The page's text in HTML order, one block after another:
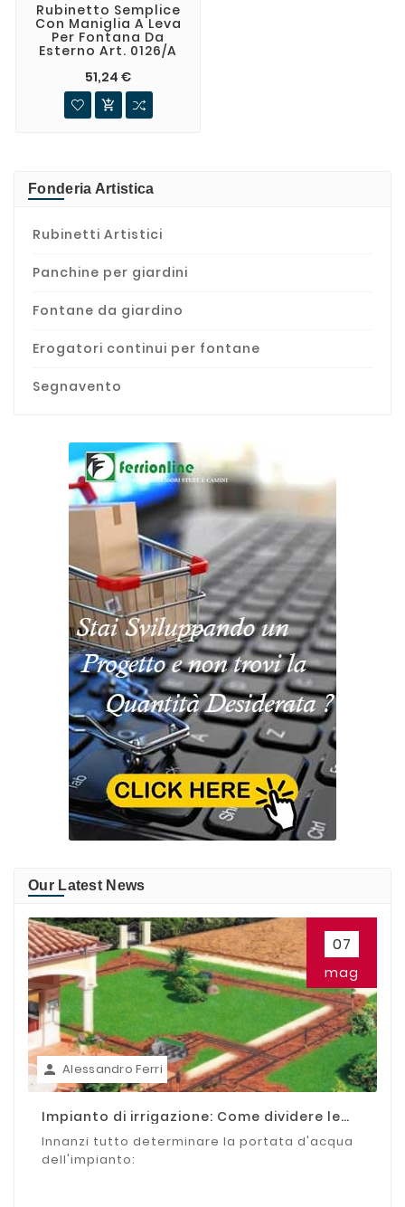
Rubinetto Semplice
Con Maniglia A Leva
Per Fontana Da
Esterno Art. 0126/A
51,24 €

Fonderia Artistica
Rubinetti Artistici
Panchine per giardini
Fontane da giardino
Erogatori continui per fontane
Segnavento
Our Latest News
07
mag
 Alessandro Ferri
Impianto di irrigazione: Come dividere le
zone
Innanzi tutto determinare la portata d'acqua
dell'impianto: